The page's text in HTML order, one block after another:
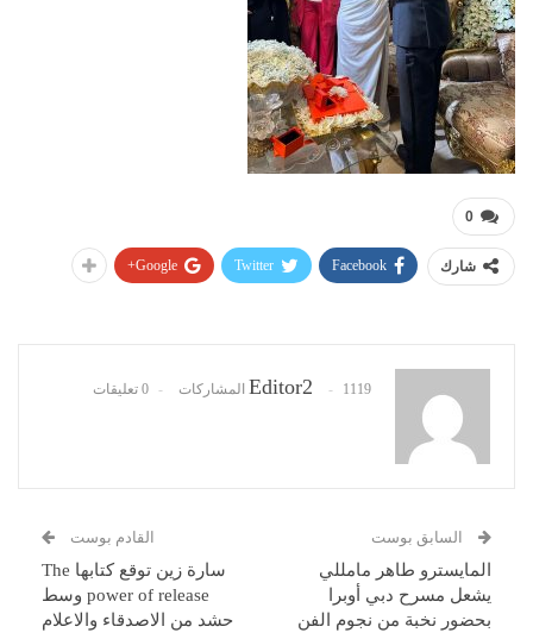
0
شارك Facebook
Twitter
Google+
Editor2 1119 المشاركات 0 تعليقات
السابق بوست
المايسترو طاهر مامللي
يشعل مسرح دبي أوبرا
بحضور نخبة من نجوم الفن
القادم بوست
سارة زين توقع كتابها The
power of release وسط
حشد من الاصدقاء والاعلام